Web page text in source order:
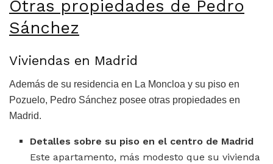
Otras propiedades de Pedro
Sánchez
Viviendas en Madrid
Además de su residencia en La Moncloa y su piso en
Pozuelo, Pedro Sánchez posee otras propiedades en
Madrid.
Detalles sobre su piso en el centro de Madrid
Este apartamento, más modesto que su vivienda